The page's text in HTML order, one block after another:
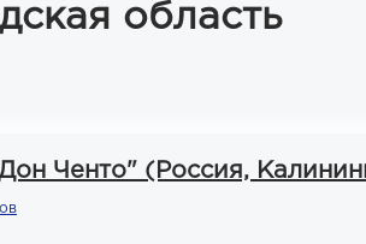
область
Ченто" (Россия,